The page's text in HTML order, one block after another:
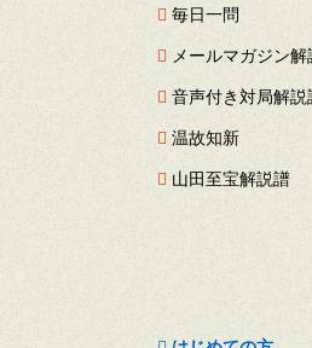
毎日一問
メールマガジン
音声付き対局解説
温故知新
山田至宝解説譜